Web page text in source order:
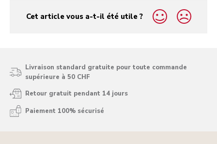
Cet article vous a-t-il été utile ?
yes
no
Livraison standard gratuite pour toute commande
supérieure à 50 CHF
Retour gratuit pendant 14 jours
Paiement 100% sécurisé